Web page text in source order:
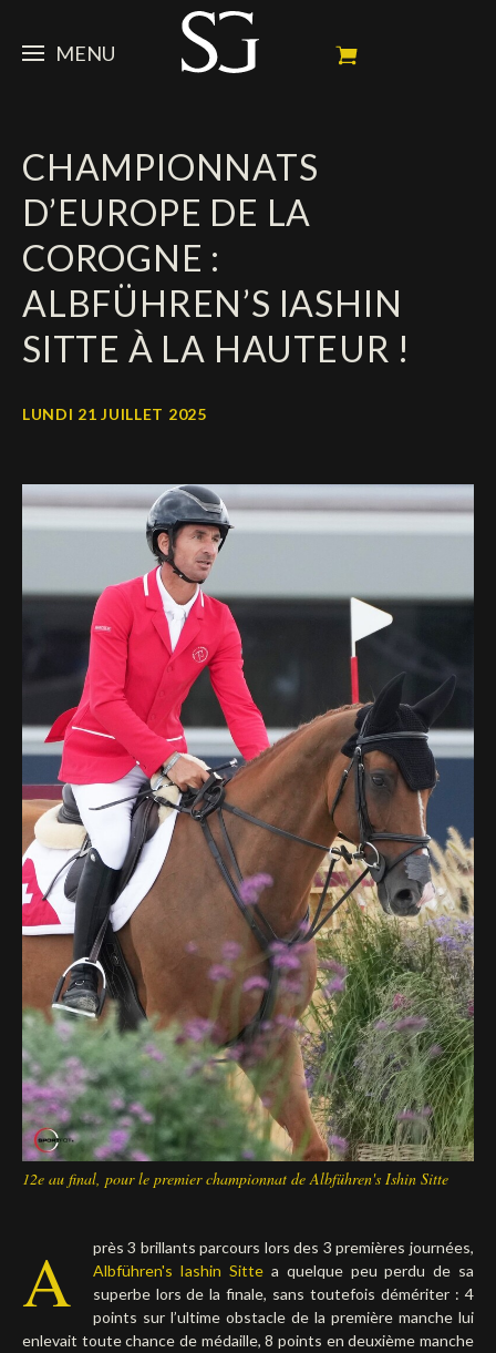
MENU
Portrait
Palmarès
Ambassadeur
ACTUALITÉ
News
Dossiers
Calendrier
Résultats
Vidéos
CHEVAUX
Mes chevaux de concours
En souvenir de
SPONSORS
Partenaires officiels
Social Newsroom
Français
Deutsch
CHAMPIONNATS
D’EUROPE DE LA
COROGNE :
ALBFÜHREN’S IASHIN
SITTE À LA HAUTEUR !
LUNDI 21 JUILLET 2025
12e au final, pour le premier championnat de Albführen's Ishin Sitte
A
près 3 brillants parcours lors des 3 premières journées,
Albführen's Iashin Sitte a quelque peu perdu de sa
superbe lors de la finale, sans toutefois démériter : 4
points sur l’ultime obstacle de la première manche lui
enlevait toute chance de médaille, 8 points en deuxième manche